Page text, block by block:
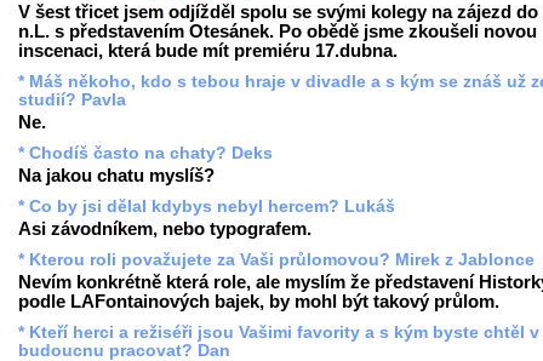
V šest třicet jsem odjížděl spolu se svými kolegy na zájezd do
n.L. s představením Otesánek. Po obědě jsme zkoušeli novou
inscenaci, která bude mít premiéru 17.dubna.
* Máš někoho, kdo s tebou hraje v divadle a s kým se znáš už
studií? Pavla
Ne.
* Chodíš často na chaty? Deks
Na jakou chatu myslíš?
* Co by jsi dělal kdybys nebyl hercem? Lukáš
Asi závodníkem, nebo typografem.
* Kterou roli považujete za Vaši průlomovou? Mirek z Jablonce
Nevím konkrétně která role, ale myslím že představení
podle LAFontainových bajek, by mohl být takový průlom.
* Kteří herci a režiséři jsou Vašimi favority a s kým byste chtěl v
budoucnu pracovat? Dan